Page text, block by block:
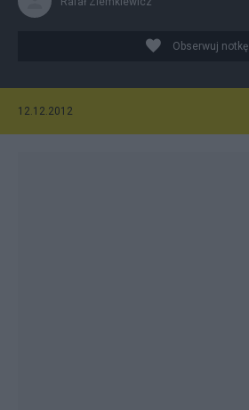
Obserwuj notkę
12.12.2012